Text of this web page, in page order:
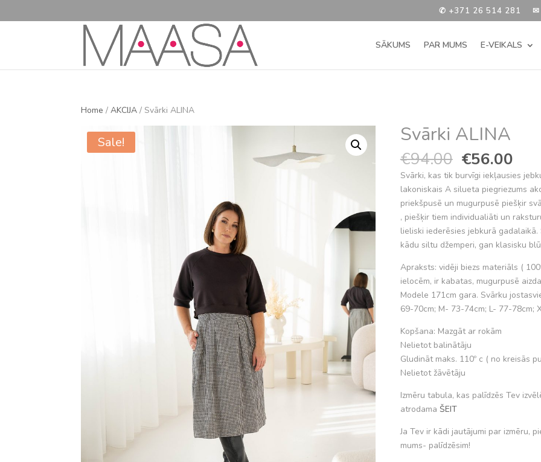
✆ +371 26 514 281 ✉
SĀKUMS PAR MUMS E-VEIKALS
Home /AKCIJA / Svārki ALINA
Sale! Svārki ALINA
€94.00 Original
price
was:
€94.00.
€56.00
is:
Svārki, kas tik burvīgi iekļausies
lakoniskais A silueta piegriezums
priekšpusē un mugurpusē piešķir
, piešķir tiem individualiāti un
lieliski iederēsies jebkurā
kādu siltu džemperi, gan klasisku
Apraksts: vidēji biezs materiāls (
ielocēm, ir kabatas, mugurpusē
Modele 171cm gara. Svārku
69-70cm; M- 73-74cm; L- 77-78cm;
Kopšana: Mazgāt ar rokām
Nelietot balinātāju
Gludināt maks. 110º c ( no kreisās
Nelietot žāvētāju
Izmēru tabula, kas palīdzēs Tev
atrodama ŠEIT
Ja Tev ir kādi jautājumi par izmēru,
mums- palīdzēsim!